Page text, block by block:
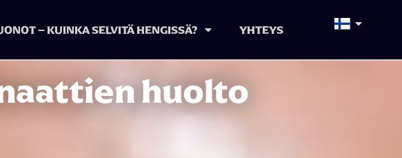
– KUINKA SELVITÄ HENGISSÄ? YHTEYS
huolto